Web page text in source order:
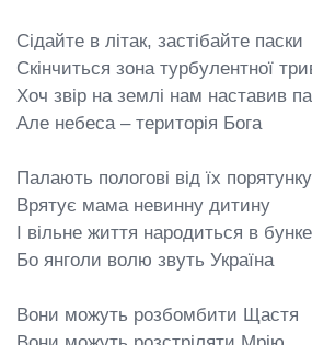
Сідайте в літак, застібайте паски
Скінчиться зона турбулентної
Хоч звір на землі нам наставив
Але небеса – територія Бога
Палають пологові від їх порятунку
Врятує мама невинну дитину
І вільне життя народиться в
Бо янголи волю звуть Україна
Вони можуть розбомбити Щастя